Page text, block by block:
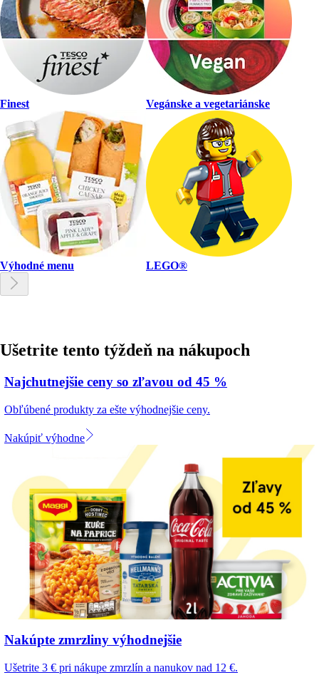
Finest Vegánske a vegetariánske
Výhodné menu LEGO®
Ušetrite tento týždeň na nákupoch
Najchutnejšie ceny so zľavou od 45 %
Obľúbené produkty za ešte výhodnejšie ceny.
Nakúpiť výhodne
Nakúpte zmrzliny výhodnejšie
Ušetrite 3 € pri nákupe zmrzlín a nanukov nad 12 €.